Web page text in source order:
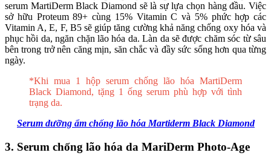
serum MartiDerm Black Diamond sẽ là sự lựa chọn hàng đầu. Việc
sở hữu Proteum 89+ cùng 15% Vitamin C và 5% phức hợp các
Vitamin A, E, F, B5 sẽ giúp tăng cường khả năng chống oxy hóa và
phục hồi da, ngăn chặn lão hóa da. Làn da sẽ được chăm sóc từ sâu
bên trong trở nên căng mịn, săn chắc và đầy sức sống hơn qua từng
ngày.
*Khi mua 1 hộp serum chống lão hóa MartiDerm
Black Diamond, tặng 1 ống serum phù hợp với tình
trạng da.
Serum dưỡng ẩm chống lão hóa Martiderm Black Diamond
3. Serum chống lão hóa da MariDerm Photo-Age